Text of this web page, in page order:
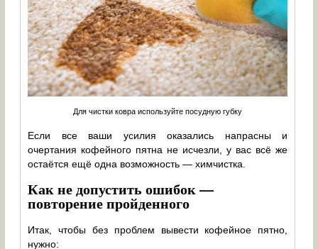
Для чистки ковра используйте посудную губку
Если все ваши усилия оказались напрасны и
очертания кофейного пятна не исчезли, у вас всё же
остаётся ещё одна возможность — химчистка.
Как не допустить ошибок —
повторение пройденного
Итак, чтобы без проблем вывести кофейное пятно,
нужно: